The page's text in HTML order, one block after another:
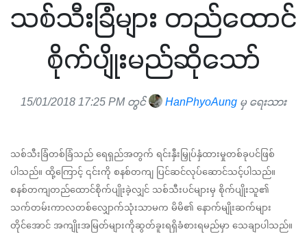
သစ်သီးခြံများ တည်ထောင်
စိုက်ပျိုးမည်ဆိုသော်
15/01/2018 17:25 PM တွင် HanPhyoAung မှ ရေးသား
သစ်သီးခြံတစ်ခြံသည် ရေရှည်အတွက် ရင်းနှီးမြှုပ်နှံထားမှုတစ်ခုပင်ဖြစ်
ပါသည်။ ထို့ကြောင့် ၎င်းကို စနစ်တကျ ပြင်ဆင်လုပ်ဆောင်သင့်ပါသည်။
စနစ်တကျတည်ထောင်စိုက်ပျိုးခဲ့လျှင် သစ်သီးပင်များမှ စိုက်ပျိုးသူ၏
သက်တမ်းကာလတစ်လျှောက်သုံးသာမက မိမိ၏ နောက်မျိုးဆက်များ
တိုင်အောင် အကျိုးအမြတ်များကိုဆွတ်ခူးရရှိခံစားရမည်မှာ သေချာပါသည်။